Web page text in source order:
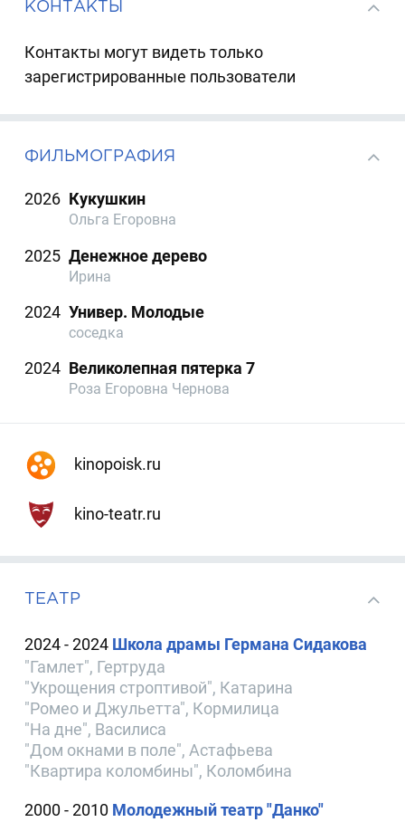
КОНТАКТЫ
Контакты могут видеть только
зарегистрированные пользователи
ФИЛЬМОГРАФИЯ
2026 Кукушкин
Ольга Егоровна
2025 Денежное дерево
Ирина
2024 Универ. Молодые
соседка
2024 Великолепная пятерка 7
Роза Егоровна Чернова
kinopoisk.ru
kino-teatr.ru
ТЕАТР
2024 - 2024 Школа драмы Германа Сидакова
"Гамлет", Гертруда
"Укрощения строптивой", Катарина
"Ромео и Джульетта", Кормилица
"На дне", Василиса
"Дом окнами в поле", Астафьева
"Квартира коломбины", Коломбина
2000 - 2010 Молодежный театр "Данко"